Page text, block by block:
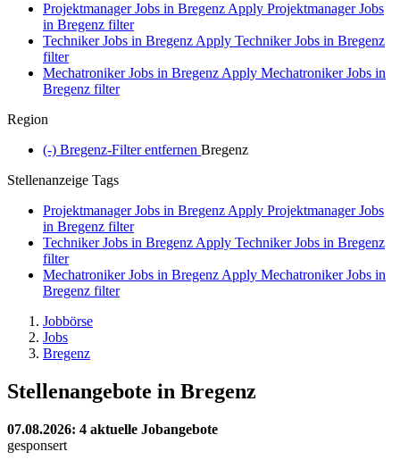
Projektmanager Jobs in Bregenz Apply Projektmanager Jobs
in Bregenz filter
Techniker Jobs in Bregenz Apply Techniker Jobs in Bregenz
filter
Mechatroniker Jobs in Bregenz Apply Mechatroniker Jobs in
Bregenz filter
Region
(-) Bregenz-Filter entfernen Bregenz
Stellenanzeige Tags
Projektmanager Jobs in Bregenz Apply Projektmanager Jobs
in Bregenz filter
Techniker Jobs in Bregenz Apply Techniker Jobs in Bregenz
filter
Mechatroniker Jobs in Bregenz Apply Mechatroniker Jobs in
Bregenz filter
Jobbörse
Jobs
Bregenz
Stellenangebote in Bregenz
07.08.2026: 4 aktuelle Jobangebote
gesponsert